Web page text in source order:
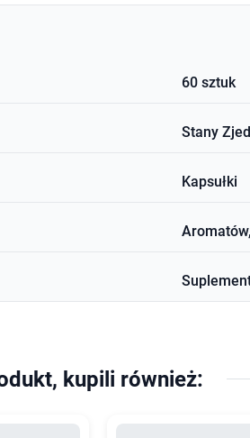
60 sztuk
Stany
Kapsułki
kupili również: